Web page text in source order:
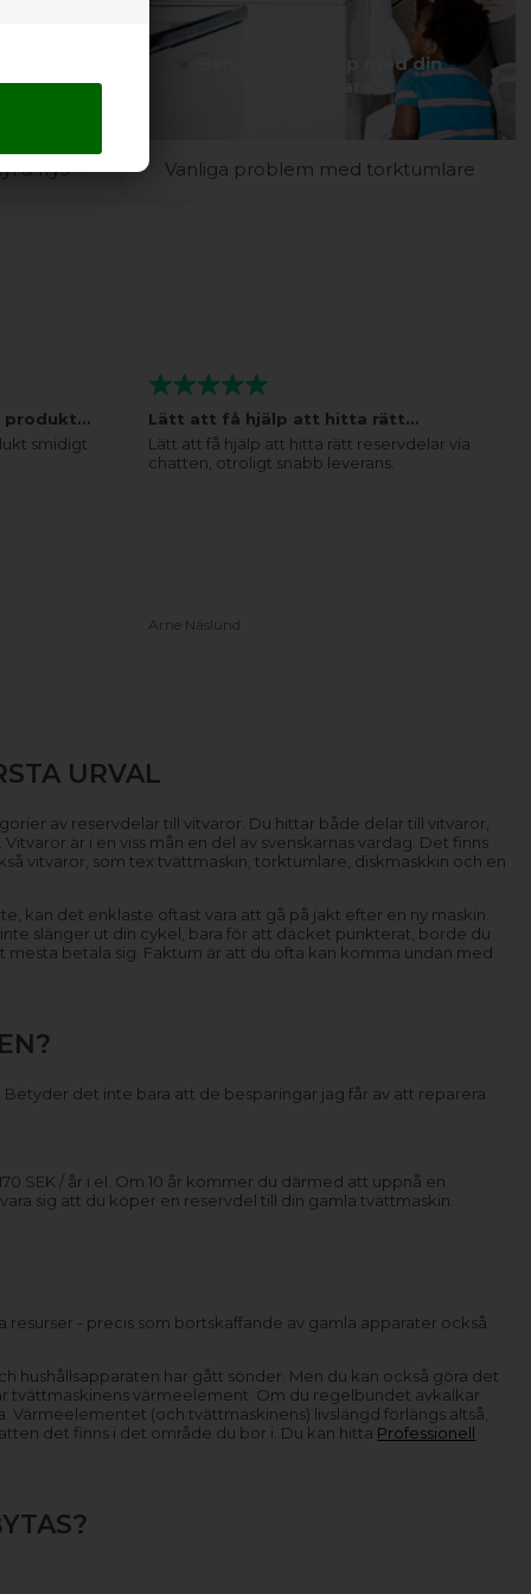
ditt
& frys
Behöver du hjälp med din
Vanliga problem med torktumlare
produkt…
smidigt
Lätt att få hjälp att hitta rätt…
Lätt att få hjälp att hitta rätt reservdelar via
chatten, otroligt snabb leverans.
Arne Näslund
URVAL
av reservdelar till vitvaror. Du hittar både delar till vitvaror,
är i en viss mån en del av svenskarnas vardag. Det finns
vitvaror, som tex tvättmaskin, torktumlare, diskmaskkin och en
kan det enklaste oftast vara att gå på jakt efter en ny maskin.
slänger ut din cykel, bara för att däcket punkterat, borde du
betala sig. Faktum är att du ofta kan komma undan med
Betyder det inte bara att de besparingar jag får av att reparera
SEK / år i el. Om 10 år kommer du därmed att uppnå en
sig att du köper en reservdel till din gamla tvättmaskin.
- precis som bortskaffande av gamla apparater också
hushållsapparaten har gått sönder. Men du kan också göra det
tvättmaskinens värmeelement. Om du regelbundet avkalkar
(och tvättmaskinens) livslängd förlängs altså,
det finns i det område du bor i. Du kan hitta Professionell